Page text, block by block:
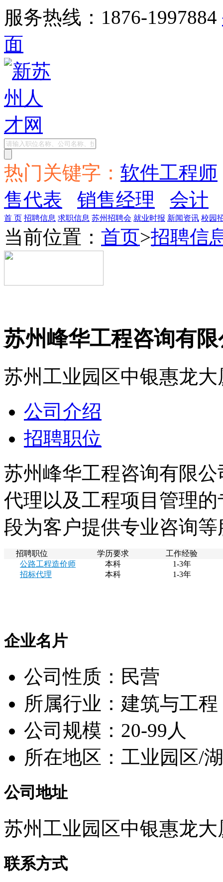
服务热线：1876-1997884
面
热门关键字： 软件工程师
售代表
销售经理 会计
首 页 招聘信息 求职信息 苏州招聘会 就业时报 新闻资讯 校园
当前位置： 首页>招聘信
苏州峰华工程咨询有
苏州工业园区中银惠龙大
公司介绍
招聘职位
苏州峰华工程咨询有限
代理以及工程项目管理
段为客户提供专业咨询等
招聘职位 学历要求
工作经验
公路工程造价师
本科
1-3年
招标代理
本科 1-3年
企业名片
公司性质：民营
所属行业：建筑与工程
公司规模：20-99人
所在地区：工业园区/
公司地址
苏州工业园区中银惠龙大
联系方式